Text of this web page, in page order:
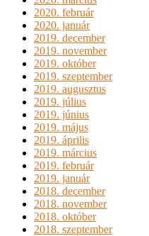
2020. február
2020. január
2019. december
2019. november
2019. október
2019. szeptember
2019. augusztus
2019. július
2019. június
2019. május
2019. április
2019. március
2019. február
2019. január
2018. december
2018. november
2018. október
2018. szeptember